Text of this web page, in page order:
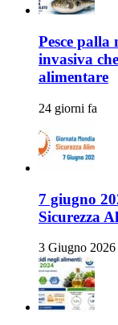
Pesce
invasiva
alimentare
24 giorni fa
7 giugno
Sicurezza
3 Giugno 2026